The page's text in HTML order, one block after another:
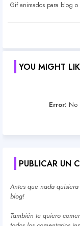
Gif animados para blog o
YOU MIGHT
Error: No
PUBLICAR UN
Antes que nada
blog!
También te quiero